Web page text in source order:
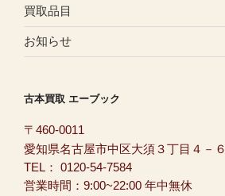
買取品目
お知らせ
古本買取 エーブック
〒460-0011
愛知県名古屋市中区大須３丁目４－６
TEL： 0120-54-7584
営業時間：9:00~22:00 年中無休